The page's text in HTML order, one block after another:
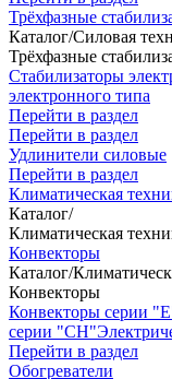
Трёхфазные
Каталог/Силовая
Трёхфазные
Стабилизаторы
электронного типа
Перейти в раздел
Перейти в раздел
Удлинители силовые
Перейти в раздел
Климатическая
Каталог/
Климатическая
Конвекторы
Каталог/
Конвекторы
Конвекторы серии
серии "СН"
Перейти в раздел
Обогреватели